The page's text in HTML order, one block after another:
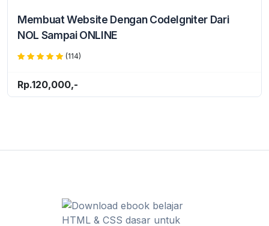
Membuat Website Dengan CodeIgniter Dari
NOL Sampai ONLINE
(114)
Rp.120,000,-